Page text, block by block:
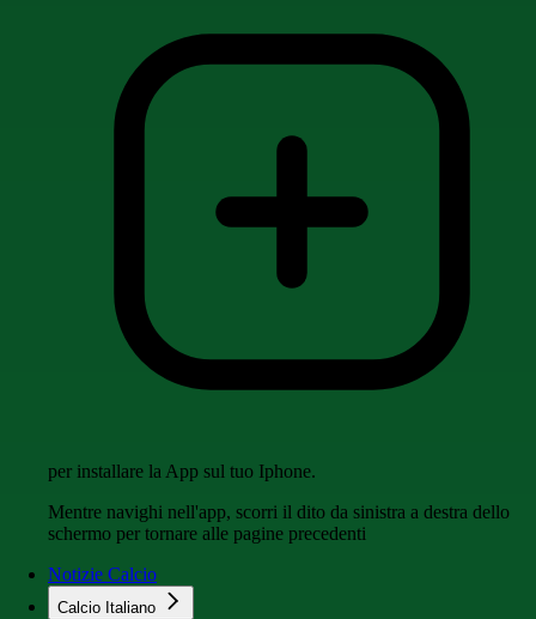
per installare la App sul tuo Iphone.
Mentre navighi nell'app, scorri il dito da sinistra a destra dello
schermo per tornare alle pagine precedenti
Notizie Calcio
Calcio Italiano